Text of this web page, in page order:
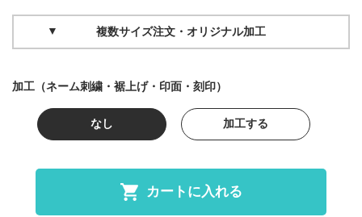
複数サイズ注文・オリジナル加工
加工（ネーム刺繍・裾上げ・印面・刻印）
なし 加工する
カートに入れる